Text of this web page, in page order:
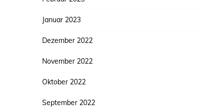
Januar 2023
Dezember 2022
November 2022
Oktober 2022
September 2022